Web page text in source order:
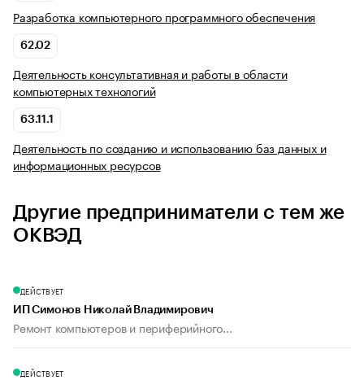
Разработка компьютерного программного обеспечения
62.02
Деятельность консультативная и работы в области
компьютерных технологий
63.11.1
Деятельность по созданию и использованию баз данных и
информационных ресурсов
Другие предприниматели с тем же
ОКВЭД
ДЕЙСТВУЕТ
ИП Симонов Николай Владимирович
Ремонт компьютеров и периферийного...
ДЕЙСТВУЕТ